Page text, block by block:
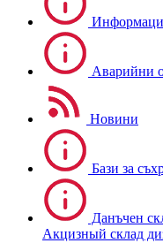
Аварийни
Новини
Бази за
Данъчен
Акцизный склад